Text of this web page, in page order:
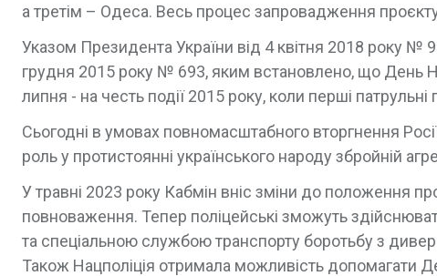
а третім – Одеса. Весь процес запровадження проєкту
Указом Президента України від 4 квітня 2018 року №
грудня 2015 року № 693, яким встановлено, що День
липня - на честь події 2015 року, коли перші
Сьогодні в умовах повномасштабного вторгнення
роль у протистоянні українського народу збройній
У травні 2023 року Кабмін вніс зміни до положення
повноваження. Тепер поліцейські зможуть
та спеціальною службою транспорту боротьбу з
Також Нацполіція отримала можливість допомагати